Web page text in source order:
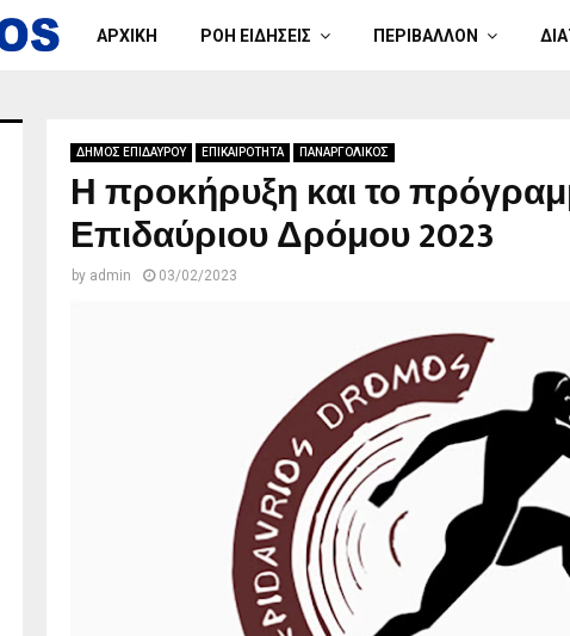
ΑΡΧΙΚΗ ΡΟΗ ΕΙΔΗΣΕΙΣ ΠΕΡΙΒΑΛΛΟΝ
ΔΗΜΟΣ ΕΠΙΔΑΥΡΟΥ ΕΠΙΚΑΙΡΟΤΗΤΑ ΠΑΝΑΡΓΟΛΙΚΟΣ
Η προκήρυξη και το
Επιδαύριου Δρόμου 2023
by admin 03/02/2023